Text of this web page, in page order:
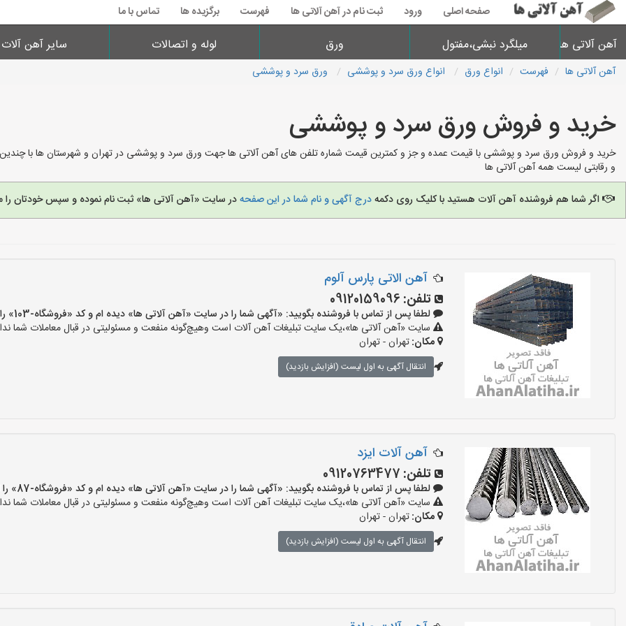
صفحه اصلی ورود ثبت نام در آهن آلاتی ها فهرست برگزیده ها تماس با ما
آهن آلاتی ها میلگرد نبشی،مفتول ورق لوله و اتصالات سایر آهن آلات
آهن آلاتی ها فهرست انواع ورق انواع ورق سرد و پوششی ورق سرد و پوششی
خرید و فروش ورق سرد و پوششی
خرید و فروش ورق سرد و پوششی با قیمت عمده و جز و کمترین قیمت شماره تلفن های آهن آلاتی ها جهت ورق سرد و پوششی در تهران و شهرستان ها با
و رقابتی لیست همه آهن آلاتی ها
اگر شما هم فروشنده آهن آلات هستید با کلیک روی دکمهدرج آگهی و نام شما در این صفحهدر سایت «آهن آلاتی ها» ثبت نام نموده و سپس خودتان را
آهن الاتی پارس آلوم
تلفن: 09120159096
لطفا پس از تماس با فروشنده بگویید: «آگهی شما را در سایت «آهن آلاتی ها» دیده ام و کد «فروشگاه-103» را اعلام کنید»
سایت «آهن آلاتی ها»،یک سایت تبلیغات آهن آلات است وهیچ‌گونه منفعت و مسئولیتی در قبال معاملات شما
مکان:تهران - تهران
انتقال آگهی به اول لیست (افزایش بازدید)
آهن آلات ایزد
تلفن: 09120763477
لطفا پس از تماس با فروشنده بگویید: «آگهی شما را در سایت «آهن آلاتی ها» دیده ام و کد «فروشگاه-87» را اعلام کنید»
سایت «آهن آلاتی ها»،یک سایت تبلیغات آهن آلات است وهیچ‌گونه منفعت و مسئولیتی در قبال معاملات شما
مکان:تهران - تهران
انتقال آگهی به اول لیست (افزایش بازدید)